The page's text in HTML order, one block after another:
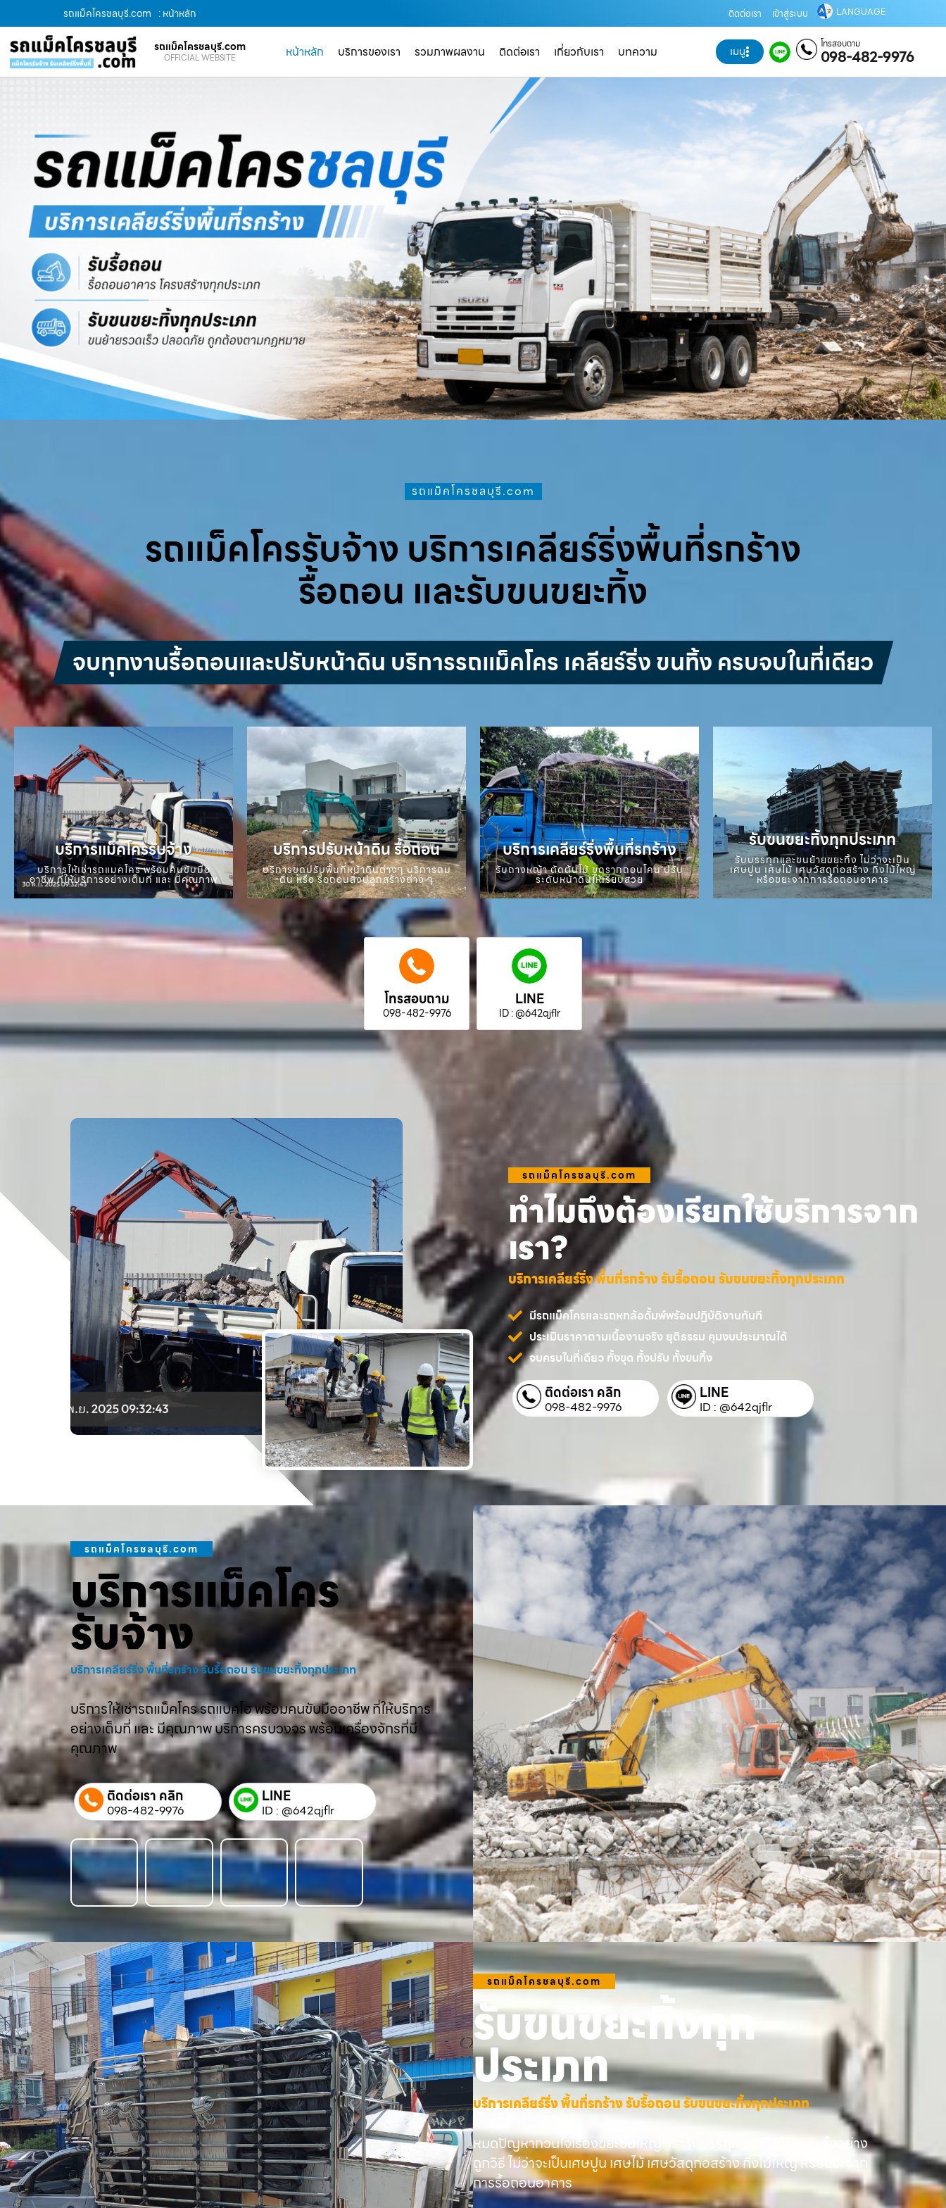
รถแม็คโครชลบุรี.com : หน้าหลัก ติดต่อเรา เข้าสู่ระบบ LANGUAGE
รถแม็คโครชลบุรี.com
OFFICIAL WEBSITE หน้าหลัก บริการของเรา รวมภาพผลงาน ติดต่อเรา เกี่ยวกับเรา บทความ เมนู โทรสอบถาม
098-482-9976
รถแม็คโครชลบุรี.com
รถแม็คโครรับจ้าง บริการเคลียร์ริ่งพื้นที่รกร้าง
รื้อถอน และรับขนขยะทิ้ง
จบทุกงานรื้อถอนและปรับหน้าดิน บริการรถแม็คโคร เคลียร์ริ่ง ขนทิ้ง ครบจบในที่เดียว
บริการแม็คโครรับจ้าง
บริการให้เช่ารถแมคโคร พร้อมคนขับมือ
อาชีพ ที่ให้บริการอย่างเต็มที่ และ มีคุณภาพ
บริการปรับหน้าดิน รื้อถอน
บริการขุดปรับพื้นที่หน้าดินต่างๆ บริการถม
ดิน หรือ รื้อถอนสิ่งปลูกสร้างต่าง ๆ
บริการเคลียร์ริ่งพื้นที่รกร้าง
รับถางหญ้า ตัดต้นไม้ ขุดรากถอนโคน ปรับ
ระดับหน้าดินให้เรียบสวย
รับขนขยะทิ้งทุกประเภท
รับบรรทุกและขนย้ายขยะทิ้ง ไม่ว่าจะเป็น
เศษปูน เศษไม้ เศษวัสดุก่อสร้าง กิ่งไม้ใหญ่
หรือขยะจากการรื้อถอนอาคาร
โทรสอบถาม
098-482-9976
LINE
ID : @642qjflr
รถแม็คโครชลบุรี.com
ทำไมถึงต้องเรียกใช้บริการจาก
เรา?
บริการเคลียร์ริ่ง พื้นที่รกร้าง รับรื้อถอน รับขนขยะทิ้งทุกประเภท
มีรถแม็คโครและรถหกล้อดั้มพ์พร้อมปฏิบัติงานทันที
ประเมินราคาตามเนื้องานจริง ยุติธรรม คุมงบประมาณได้
จบครบในที่เดียว ทั้งขุด ทั้งปรับ ทั้งขนทิ้ง
ติดต่อเรา คลิก
098-482-9976
LINE
ID : @642qjflr
รถแม็คโครชลบุรี.com
บริการแม็คโคร
รับจ้าง
บริการเคลียร์ริ่ง พื้นที่รกร้าง รับรื้อถอน รับขนขยะทิ้งทุกประเภท
บริการให้เช่ารถแม็คโคร รถแบคโฮ พร้อมคนขับมืออาชีพ ที่ให้บริการ
อย่างเต็มที่ และ มีคุณภาพ บริการครบวงจร พร้อมเครื่องจักรที่มี
คุณภาพ
ติดต่อเรา คลิก
098-482-9976
LINE
ID : @642qjflr
รถแม็คโครชลบุรี.com
รับขนขยะทิ้งทุก
ประเภท
บริการเคลียร์ริ่ง พื้นที่รกร้าง รับรื้อถอน รับขนขยะทิ้งทุกประเภท
หมดปัญหากวนใจเรื่องขยะชิ้นใหญ่! เรารับบรรทุกและขนย้ายขยะทิ้งอย่าง
ถูกวิธี ไม่ว่าจะเป็นเศษปูน เศษไม้ เศษวัสดุก่อสร้าง กิ่งไม้ใหญ่ หรือขยะจาก
การรื้อถอนอาคาร